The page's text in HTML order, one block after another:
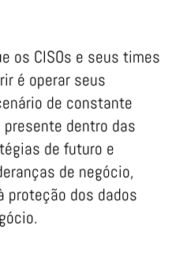
os CISOs e seus times
é operar seus
de constante
dentro das
de futuro e
de negócio,
proteção dos dados